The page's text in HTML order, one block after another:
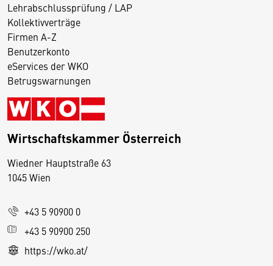
Lehrabschlussprüfung / LAP
Kollektivverträge
Firmen A-Z
Benutzerkonto
eServices der WKO
Betrugswarnungen
Wirtschaftskammer Österreich
Wiedner Hauptstraße 63
1045 Wien
+43 5 90900 0
+43 5 90900 250
https://wko.at/
D
s
e
S